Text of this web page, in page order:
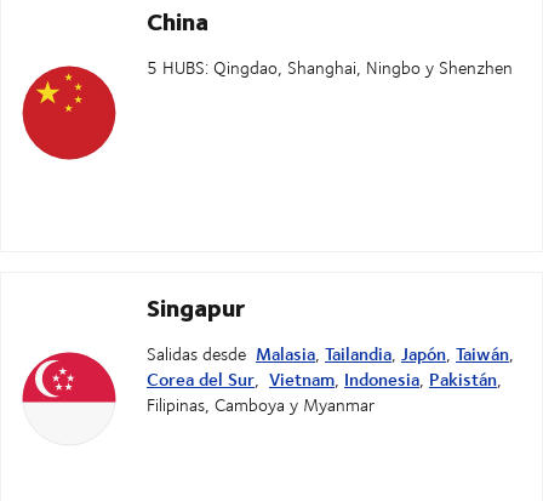
China
5 HUBS: Qingdao, Shanghai, Ningbo y Shenzhen
Singapur
Salidas desde Malasia, Tailandia, Japón, Taiwán,
Corea del Sur, Vietnam, Indonesia, Pakistán,
Filipinas, Camboya y Myanmar